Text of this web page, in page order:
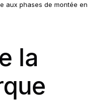
aux phases de montée en
la